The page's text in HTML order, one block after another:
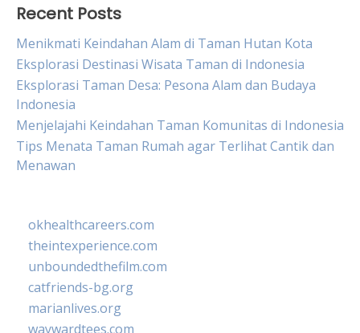
Recent Posts
Menikmati Keindahan Alam di Taman Hutan Kota
Eksplorasi Destinasi Wisata Taman di Indonesia
Eksplorasi Taman Desa: Pesona Alam dan Budaya
Indonesia
Menjelajahi Keindahan Taman Komunitas di Indonesia
Tips Menata Taman Rumah agar Terlihat Cantik dan
Menawan
okhealthcareers.com
theintexperience.com
unboundedthefilm.com
catfriends-bg.org
marianlives.org
waywardtees.com